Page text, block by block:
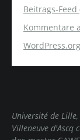
Beitrags-Feed
Kommentare
WordPress.org
Université de
Villeneuve d'Ascq